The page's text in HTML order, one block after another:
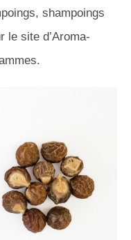
shampoings
le site d’Aroma-